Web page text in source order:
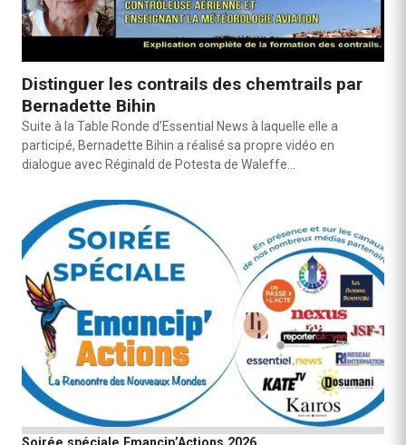
Distinguer les contrails des chemtrails par
Bernadette Bihin
Suite à la Table Ronde d’Essential News à laquelle elle a
participé, Bernadette Bihin a réalisé sa propre vidéo en
dialogue avec Réginald de Potesta de Waleffe…
Soirée spéciale Emancip’Actions 2026